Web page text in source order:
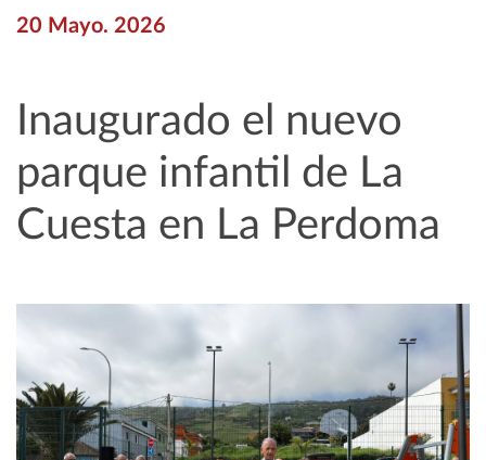
20 Mayo. 2026
Inaugurado el nuevo
parque infantil de La
Cuesta en La Perdoma